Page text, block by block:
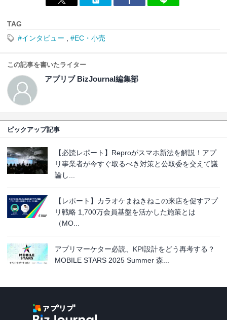
TAG
#インタビュー
#EC・小売
この記事を書いたライター
アプリブ BizJournal編集部
ピックアップ記事
【必読レポート】Reproがスマホ新法を解説！アプ
リ事業者が今すぐ取るべき対策と公取委を交えて議
論し...
【レポート】カラオケまねきねこの来店を促すアプ
リ戦略 1,700万会員基盤を活かした施策とは
（MO...
アプリマーケター必読、KPI設計をどう再考する？
MOBILE STARS 2025 Summer 森...